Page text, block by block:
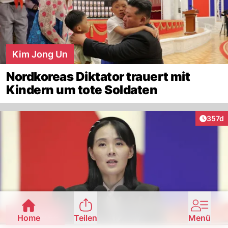
Kim Jong Un
Nordkoreas Diktator trauert mit
Kindern um tote Soldaten
357d
Nordkorea
Home Teilen Menü